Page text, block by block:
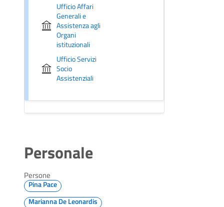
Ufficio Affari
Generali e
Assistenza agli
Organi
istituzionali
Ufficio Servizi
Socio
Assistenziali
Personale
Persone
Pina Pace
Marianna De Leonardis